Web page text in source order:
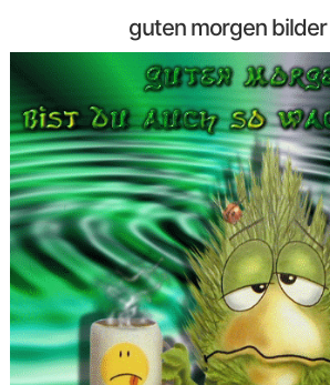
guten morgen